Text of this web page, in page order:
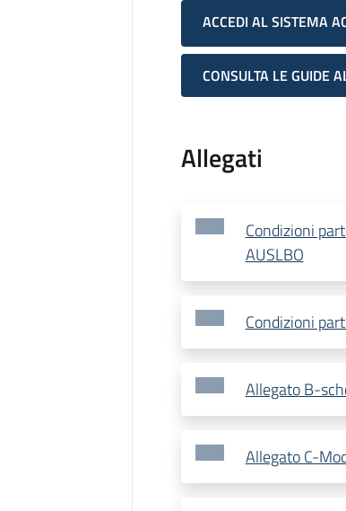
ACCEDI AL SISTEMA
CONSULTA LE GUIDE
Allegati
Condizioni
AUSLBO
Condizioni
Allegato B-
Allegato C-